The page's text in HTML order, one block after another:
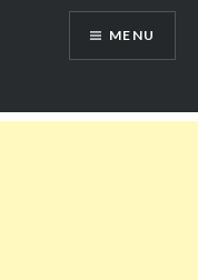
MENU